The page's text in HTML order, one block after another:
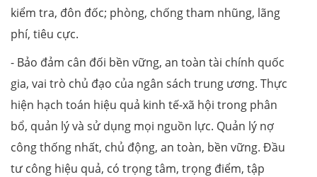
kiểm tra, đôn đốc; phòng, chống tham nhũng, lãng
phí, tiêu cực.
- Bảo đảm cân đối bền vững, an toàn tài chính quốc
gia, vai trò chủ đạo của ngân sách trung ương. Thực
hiện hạch toán hiệu quả kinh tế-xã hội trong phân
bổ, quản lý và sử dụng mọi nguồn lực. Quản lý nợ
công thống nhất, chủ động, an toàn, bền vững. Đầu
tư công hiệu quả, có trọng tâm, trọng điểm, tập